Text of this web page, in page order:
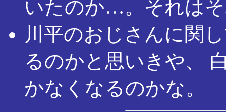
いたのか…。それは
川平のおじさんに関
るのかと思いきや、
かなくなるのかな。